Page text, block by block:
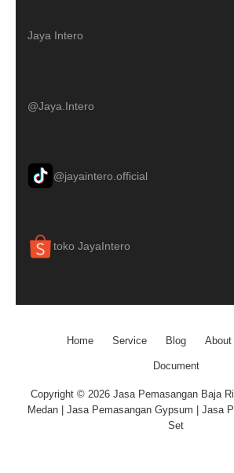
Jaya Intero
@Jaya.Intero
@jayaintero.official
toko JayaIntero
Home Service Blog About
Document
Copyright © 2026 Jasa Pemasangan Baja
Medan | Jasa Pemasangan Gypsum | Jasa
Set